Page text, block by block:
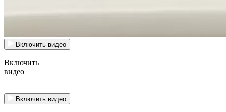
Включить видео
Включить
видео
Включить видео